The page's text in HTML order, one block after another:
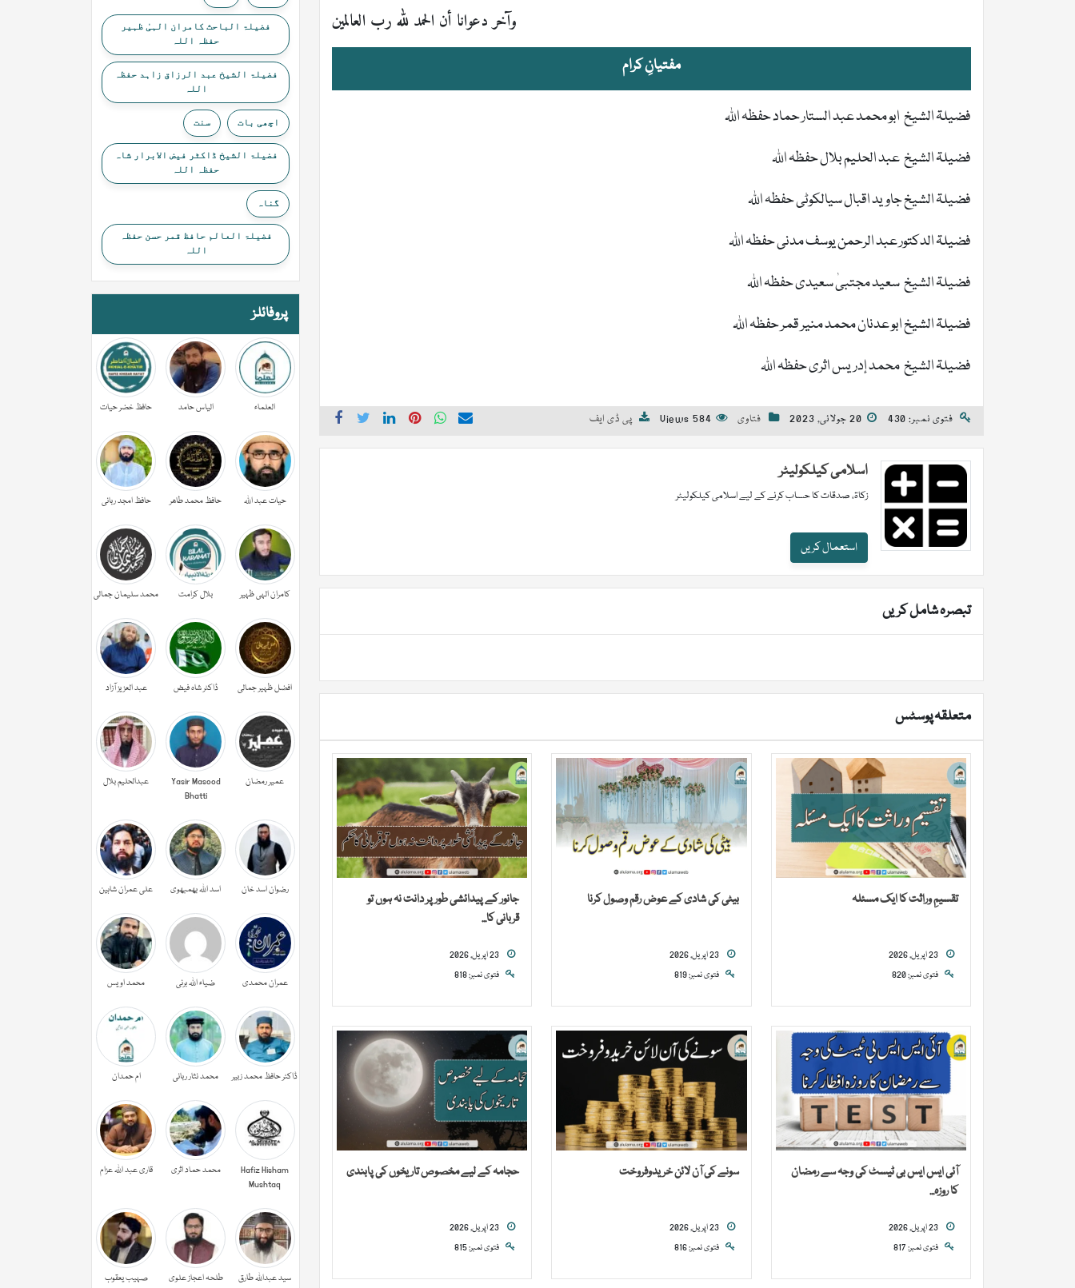
وآخر دعوانا أن الحمد لله رب العالمين
مفتیانِ کرام
فضیلۃ الشیخ ابو محمد عبد الستار حماد حفظہ اللہ
فضیلۃ الشیخ عبد الحلیم بلال حفظہ اللہ
فضیلۃ الشیخ جاوید اقبال سیالکوٹی حفظہ اللہ
فضیلۃ الدکتور عبد الرحمن یوسف مدنی حفظہ اللہ
فضیلۃ الشیخ سعید مجتبیٰ سعیدی حفظہ اللہ
فضیلۃ الشیخ ابو عدنان محمد منیر قمر حفظہ اللہ
فضیلۃ الشیخ محمد إدریس اثری حفظہ اللہ
فتوی نمبر: 430 20 جولائی, 2023 فتاوی 584 Views پی ڈی ایف
اسلامی کیلکولیٹر
زکاۃ، صدقات کا حساب کرنے کے لیے اسلامی کیلکولیٹر
استعمال کریں
تبصرہ شامل کریں
متعلقہ پوسٹس
تقسیمِ وراثت کا ایک مسئلہ
فتوی نمبر: 820
بیٹی کی شادی کے عوض رقم وصول کرنا
23 اپریل, 2026
فتوی نمبر: 819
جانور کے پیدائشی طور پر دانت نہ ہوں تو
قربانی کا...
فتوی نمبر: 818
آئی ایس ایس بی ٹیسٹ کی وجہ سے رمضان
کا روزہ...
فتوی نمبر: 817
سونے کی آن لائن خریدوفروخت
23 اپریل, 2026
فتوی نمبر: 816
حجامہ کے لیے مخصوص تاریخوں کی پابندی
فتوی نمبر: 815
فضیلۃ الباحث کامران الہیٰ ظہیر
حفظہ اللہ
فضیلۃ الشیخ عبد الرزاق زاہد حفظہ
اللہ
اچھی بات سنت
فضیلۃ الشیخ ڈاکٹر فیض الابرار شاہ
حفظہ اللہ
گناہ
فضیلۃ العالم حافظ قمر حسن حفظہ
اللہ
پروفائلز
العلماء الیاس حامد حافظ خضر حیات
حیات عبد اللہ حافظ محمد طاھر حافظ امجد ربانی
کامران الہی ظہیر بلال کرامت محمد سلیمان جمالی
افضل ظہیر جمالی ڈاکٹر شاہ فیض عبد العزیز آزاد
عمیر رمضان
Yasir Masood
Bhatti
عبدالحليم بلال
رضوان اسد خان اسد اللہ بھمبھوی علی عمران شاہین
عمران محمدی ضیاء اللہ برنی محمد اویس
ڈاکٹر حافظ محمد زبیر محمد نثار ربانی ام حمدان
Hafiz Hisham
Mushtaq
محمد حماد اثری قاری عبد اللہ عزام
سید عبداللہ طارق طلحہ اعجاز علوی صہیب یعقوب